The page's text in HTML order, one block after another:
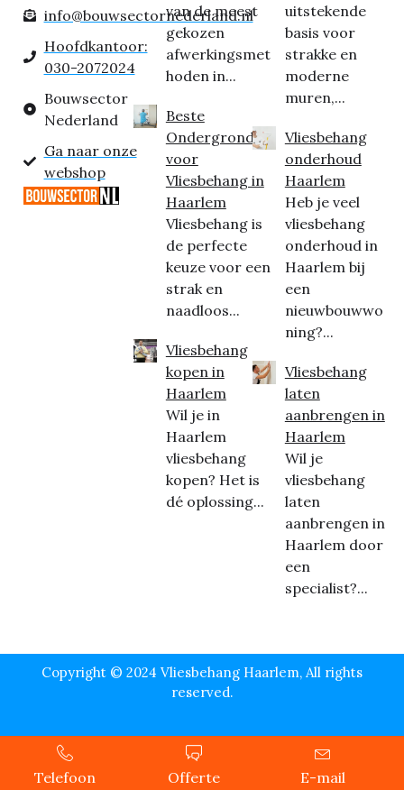
info@bouwsectornederland.nl
Hoofdkantoor:
030-2072024
Bouwsector
Nederland
Ga naar onze
webshop
van de meest
gekozen
afwerkingsmet
hoden in...
Beste
Ondergrond
voor
Vliesbehang in
Haarlem
Vliesbehang is
de perfecte
keuze voor een
strak en
naadloos...
Vliesbehang
kopen in
Haarlem
Wil je in
Haarlem
vliesbehang
kopen? Het is
dé oplossing...
uitstekende
basis voor
strakke en
moderne
muren,...
Vliesbehang
onderhoud
Haarlem
Heb je veel
vliesbehang
onderhoud in
Haarlem bij
een
nieuwbouwwo
ning?...
Vliesbehang
laten
aanbrengen in
Haarlem
Wil je
vliesbehang
laten
aanbrengen in
Haarlem door
een
specialist?...
Copyright © 2024 Vliesbehang Haarlem, All rights
reserved.
Telefoon Offerte E-mail